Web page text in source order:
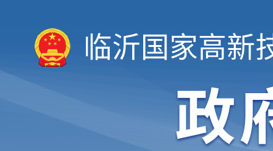
临沂国家高新